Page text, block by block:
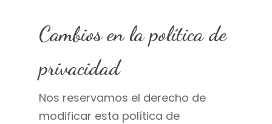
Cambios en la política de
privacidad
Nos reservamos el derecho de
modificar esta política de